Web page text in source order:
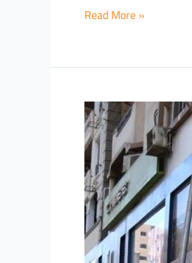
Read More »
“كايرو
للصرافة”
تفتتح
فرعها
السادس
في
أسيوط